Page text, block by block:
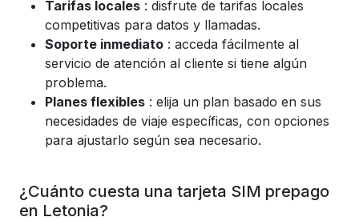
Tarifas locales : disfrute de tarifas locales
competitivas para datos y llamadas.
Soporte inmediato : acceda fácilmente al
servicio de atención al cliente si tiene algún
problema.
Planes flexibles : elija un plan basado en sus
necesidades de viaje específicas, con opciones
para ajustarlo según sea necesario.
¿Cuánto cuesta una tarjeta SIM prepago
en Letonia?